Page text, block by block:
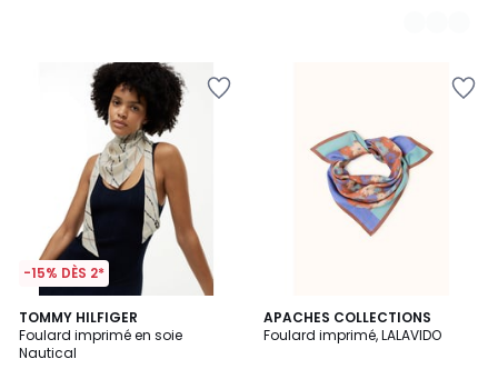
-15% DÈS 2*
TOMMY HILFIGER
Foulard imprimé en soie
Nautical
2
Couleurs
APACHES COLLECTIONS
Foulard imprimé, LALAVIDO